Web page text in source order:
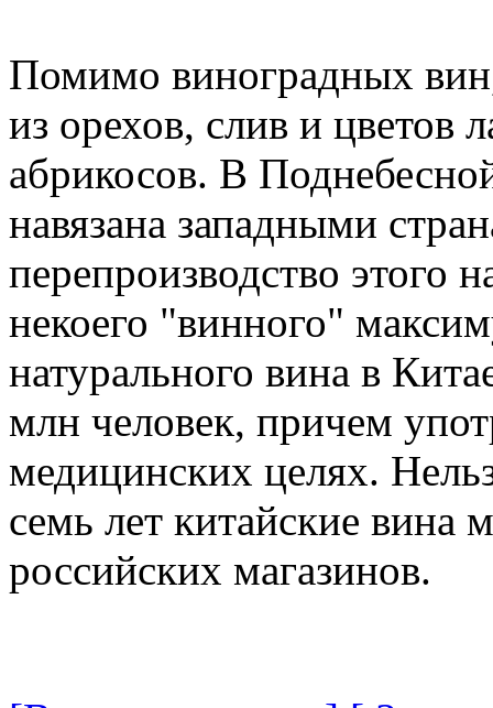
Помимо виноградных
из орехов, слив и цветов
абрикосов. В
навязана западными
перепроизводство этого
некоего "винного"
натурального вина в
млн человек, причем
медицинских целях.
семь лет китайские вина
российских магазинов.